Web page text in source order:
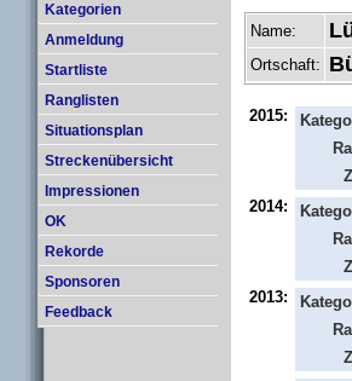
Kategorien
Anmeldung
Startliste
Ranglisten
Situationsplan
Streckenübersicht
Impressionen
OK
Rekorde
Sponsoren
Feedback
Name:
Ortschaft:
2015:
2014:
2013: